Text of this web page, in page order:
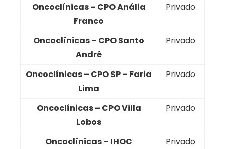
Oncoclínicas – CPO Anália
Franco
Privado
Oncoclínicas – CPO Santo
André
Privado
Oncoclínicas – CPO SP – Faria
Lima
Privado
Oncoclínicas – CPO Villa
Lobos
Privado
Oncoclínicas – IHOC
Privado